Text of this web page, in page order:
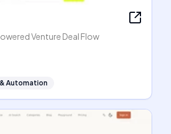
Venture Deal Flow
Automation